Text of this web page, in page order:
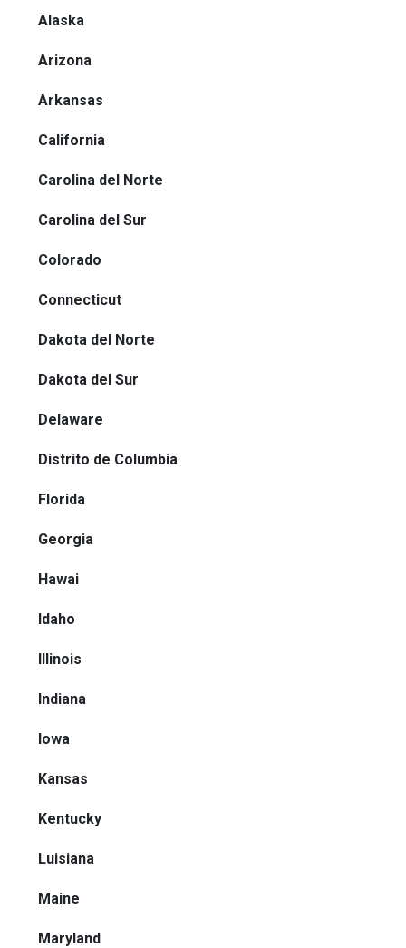
Alaska
Arizona
Arkansas
California
Carolina del Norte
Carolina del Sur
Colorado
Connecticut
Dakota del Norte
Dakota del Sur
Delaware
Distrito de Columbia
Florida
Georgia
Hawai
Idaho
Illinois
Indiana
Iowa
Kansas
Kentucky
Luisiana
Maine
Maryland